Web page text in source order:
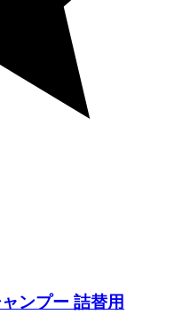
ンプー 詰替用